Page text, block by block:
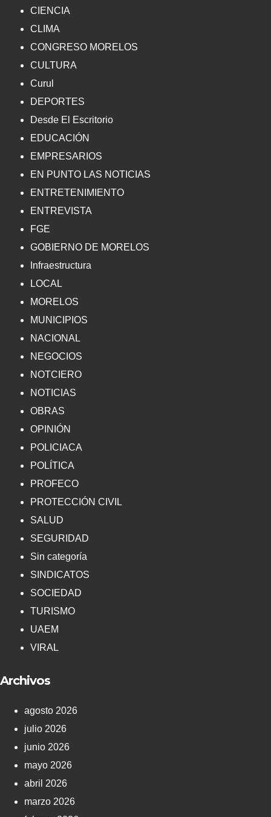
CIENCIA
CLIMA
CONGRESO MORELOS
CULTURA
Curul
DEPORTES
Desde El Escritorio
EDUCACIÓN
EMPRESARIOS
EN PUNTO LAS NOTICIAS
ENTRETENIMIENTO
ENTREVISTA
FGE
GOBIERNO DE MORELOS
Infraestructura
LOCAL
MORELOS
MUNICIPIOS
NACIONAL
NEGOCIOS
NOTCIERO
NOTICIAS
OBRAS
OPINIÓN
POLICIACA
POLÍTICA
PROFECO
PROTECCIÓN CIVIL
SALUD
SEGURIDAD
Sin categoría
SINDICATOS
SOCIEDAD
TURISMO
UAEM
VIRAL
Archivos
agosto 2026
julio 2026
junio 2026
mayo 2026
abril 2026
marzo 2026